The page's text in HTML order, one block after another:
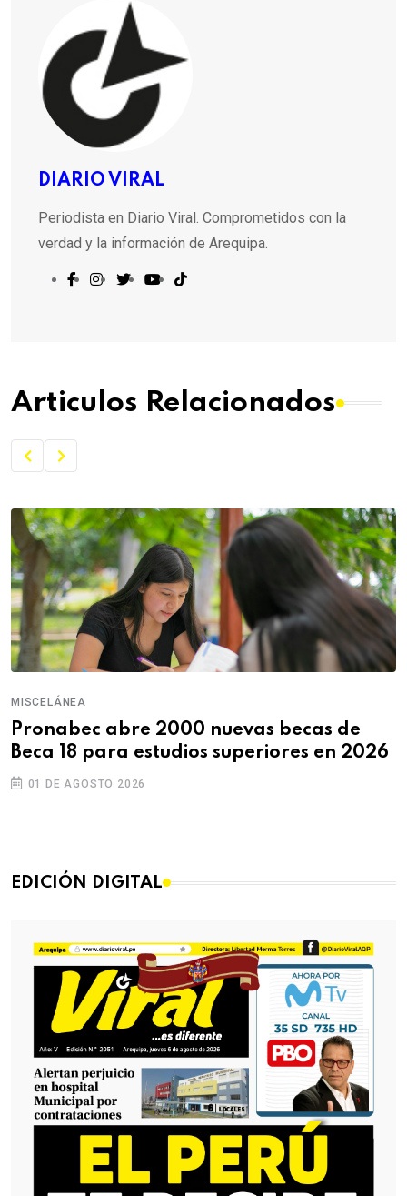
DIARIO VIRAL
Periodista en Diario Viral. Comprometidos con la
verdad y la información de Arequipa.
Articulos Relacionados
MISCELÁNEA
Pronabec abre 2000 nuevas becas de
Beca 18 para estudios superiores en 2026
01 DE AGOSTO 2026
EDICIÓN DIGITAL